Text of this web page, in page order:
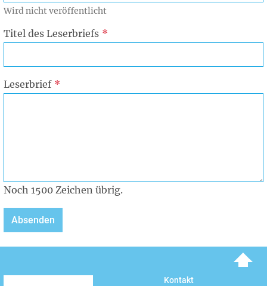
Wird nicht veröffentlicht
Titel des Leserbriefs
Leserbrief
Noch 1500 Zeichen übrig.
Kontakt